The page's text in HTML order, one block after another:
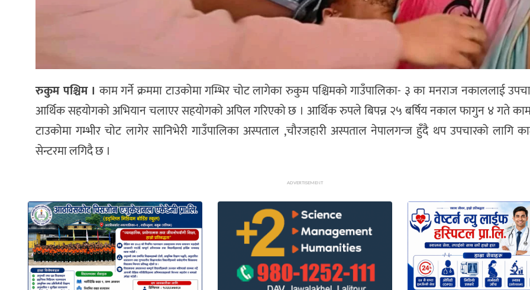
रुकुम पश्चिम । काम गर्ने‌ क्रममा‌ टाउकोमा‌ गम्भिर चोट लागेका रुकुम पश्चिमको गाउँपालिका- ३ का मनराज‌ नकाललाई
आर्थिक सहयोगको अभियान चलाएर सहयोगको अपिल गरिएको छ । आर्थिक रुपले बिपन्न‌ २५ बर्षिय‌ नकाल फागुन ४ गते काम
टाउकोमा गम्भीर चोट लागेर सानिभेरी गाउँपालिका अस्पताल ,चौरजहारी अस्पताल नेपालगन्ज हुँदै थप उपचारको लागि
सेन्टरमा लगिदै छ ।
ADVERTISEMENT